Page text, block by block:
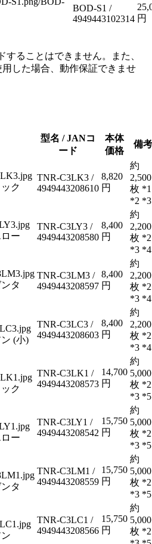
BOD-S1 /
4949443102314 円
することはできません。また、
した場合、動作保証できませ
型名 / JANコ
ード
本体
価格
備考
ク
TNR-C3LK3 /
4949443208610
8,820
円
約
2,500
枚 *1
*2 *3
ー
TNR-C3LY3 /
4949443208580
8,400
円
約
2,200
枚 *2
*3 *4
タ
TNR-C3LM3 /
4949443208597
8,400
円
約
2,200
枚 *2
*3 *4
(小)
TNR-C3LC3 /
4949443208603
8,400
円
約
2,200
枚 *2
*3 *4
ク
TNR-C3LK1 /
4949443208573
14,700
円
約
5,000
枚 *2
*3 *5
ー
TNR-C3LY1 /
4949443208542
15,750
円
約
5,000
枚 *2
*3 *5
タ
TNR-C3LM1 /
4949443208559
15,750
円
約
5,000
枚 *2
*3 *5
TNR-C3LC1 /
4949443208566
15,750
円
約
5,000
枚 *2